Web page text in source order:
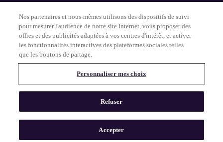
© 2025 Match Group.
Conditions d'utilisation
Politique de confidentialité
Tous droits réservés. MATCH GROUP, le logo MG et le fil bleu-gris
MG sont des marques déposées de Match Group Americas, LLC.
Toutes les autres marques sont la propriété de leurs détenteurs
Nos partenaires et nous-mêmes utilisons des dispositifs de suivi
pour mesurer l'audience de notre site Internet, vous proposer des
offres et des publicités adaptées à vos centres d'intérêt, et activer
les fonctionnalités interactives des plateformes sociales telles
que les boutons de partage.
Personnaliser mes choix
Refuser
Accepter